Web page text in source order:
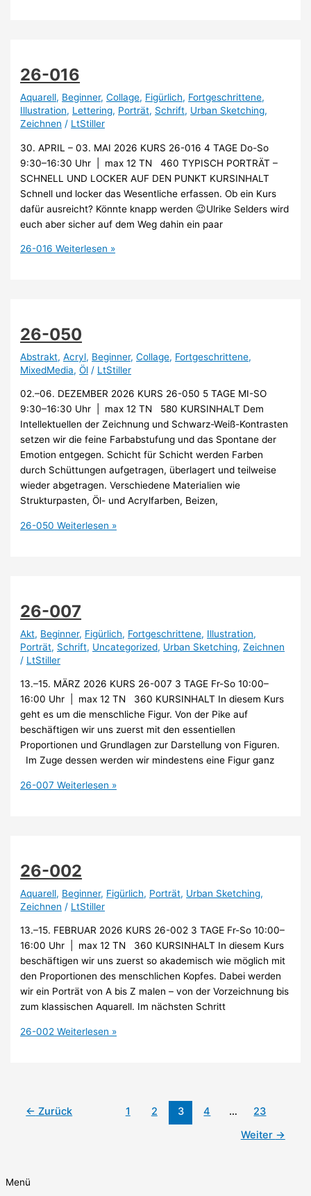
26-016
Aquarell, Beginner,Collage, Figürlich, Fortgeschrittene,
Illustration, Lettering, Porträt, Schrift, Urban Sketching,
Zeichnen / LtStiller
30. APRIL – 03. MAI 2026 KURS 26-016 4 TAGE Do-So
9:30–16:30 Uhr | max 12 TN 460 TYPISCH PORTRÄT –
SCHNELL UND LOCKER AUF DEN PUNKT KURSINHALT
Schnell und locker das Wesentliche erfassen. Ob ein Kurs
dafür ausreicht? Könnte knapp werden 😉Ulrike Selders wird
euch aber sicher auf dem Weg dahin ein paar
26-016 Weiterlesen »
26-050
Abstrakt,Acryl, Beginner,Collage, Fortgeschrittene,
MixedMedia,Öl / LtStiller
02.–06. DEZEMBER 2026 KURS 26-050 5 TAGE MI-SO
9:30–16:30 Uhr | max 12 TN 580 KURSINHALT Dem
Intellektuellen der Zeichnung und Schwarz-Weiß-Kontrasten
setzen wir die feine Farbabstufung und das Spontane der
Emotion entgegen. Schicht für Schicht werden Farben
durch Schüttungen aufgetragen, überlagert und teilweise
wieder abgetragen. Verschiedene Materialien wie
Strukturpasten, Öl- und Acrylfarben, Beizen,
26-050 Weiterlesen »
26-007
Akt, Beginner, Figürlich, Fortgeschrittene, Illustration,
Porträt, Schrift, Uncategorized, Urban Sketching,Zeichnen
/ LtStiller
13.–15. MÄRZ 2026 KURS 26-007 3 TAGE Fr-So 10:00–
16:00 Uhr | max 12 TN 360 KURSINHALT In diesem Kurs
geht es um die menschliche Figur. Von der Pike auf
beschäftigen wir uns zuerst mit den essentiellen
Proportionen und Grundlagen zur Darstellung von Figuren.
Im Zuge dessen werden wir mindestens eine Figur ganz
26-007 Weiterlesen »
26-002
Aquarell, Beginner, Figürlich, Porträt, Urban Sketching,
Zeichnen / LtStiller
13.–15. FEBRUAR 2026 KURS 26-002 3 TAGE Fr-So 10:00–
16:00 Uhr | max 12 TN 360 KURSINHALT In diesem Kurs
beschäftigen wir uns zuerst so akademisch wie möglich mit
den Proportionen des menschlichen Kopfes. Dabei werden
wir ein Porträt von A bis Z malen – von der Vorzeichnung bis
zum klassischen Aquarell. Im nächsten Schritt
26-002 Weiterlesen »
← Zurück 1 2 3 4 …
23
Weiter →
Menü